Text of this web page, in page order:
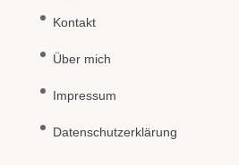
Kontakt
Über mich
Impressum
Datenschutzerklärung